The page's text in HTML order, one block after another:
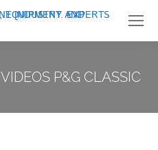
VIDEOS P&G CLASSIC